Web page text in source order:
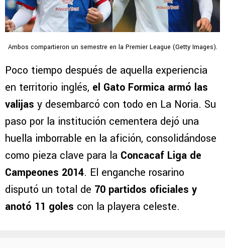
Ambos compartieron un semestre en la Premier League (Getty Images).
Poco tiempo después de aquella experiencia
en territorio inglés, el Gato Formica armó las
valijas y desembarcó con todo en La Noria. Su
paso por la institución cementera dejó una
huella imborrable en la afición, consolidándose
como pieza clave para la Concacaf Liga de
Campeones 2014. El enganche rosarino
disputó un total de 70 partidos oficiales y
anotó 11 goles con la playera celeste.